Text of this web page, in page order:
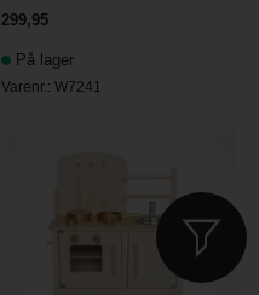
299,95
På lager
Varenr.:W7241